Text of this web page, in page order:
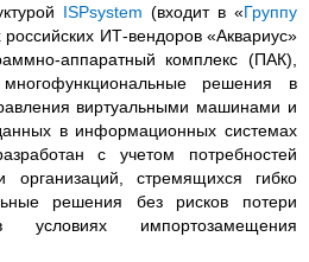
ISPsystem (входит в «Группу
ИТ-вендоров «Аквариус»
аппаратный комплекс (ПАК),
решения в
виртуальными машинами и
в информационных системах
с учетом потребностей
стремящихся гибко
решения без рисков потери
импортозамещения